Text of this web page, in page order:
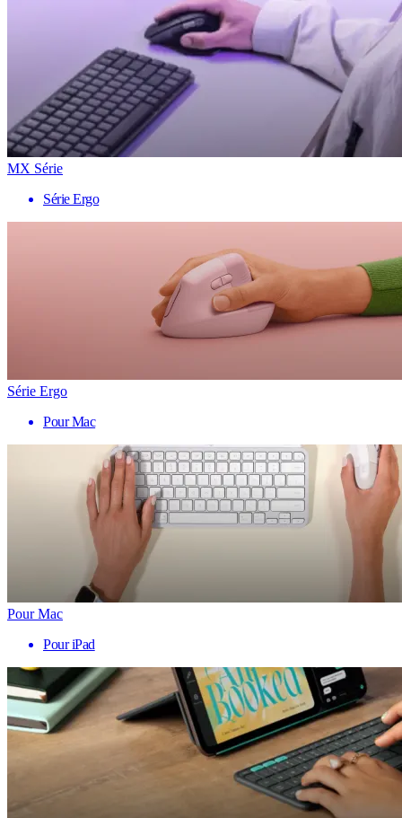
MX Série
Série Ergo
Série Ergo
Pour Mac
Pour Mac
Pour iPad